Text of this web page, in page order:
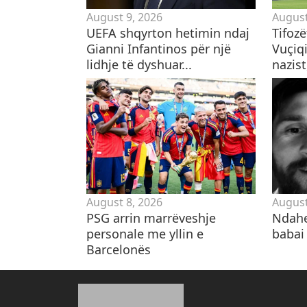
August 9, 2026
UEFA shqyrton hetimin ndaj
Gianni Infantinos për një
lidhje të dyshuar...
August 8, 2026
PSG arrin marrëveshje
personale me yllin e
Barcelonës